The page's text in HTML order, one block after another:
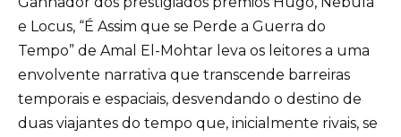
e Locus, “É Assim que se Perde a Guerra do
Tempo” de Amal El-Mohtar leva os leitores a uma
envolvente narrativa que transcende barreiras
temporais e espaciais, desvendando o destino de
duas viajantes do tempo que, inicialmente rivais, se